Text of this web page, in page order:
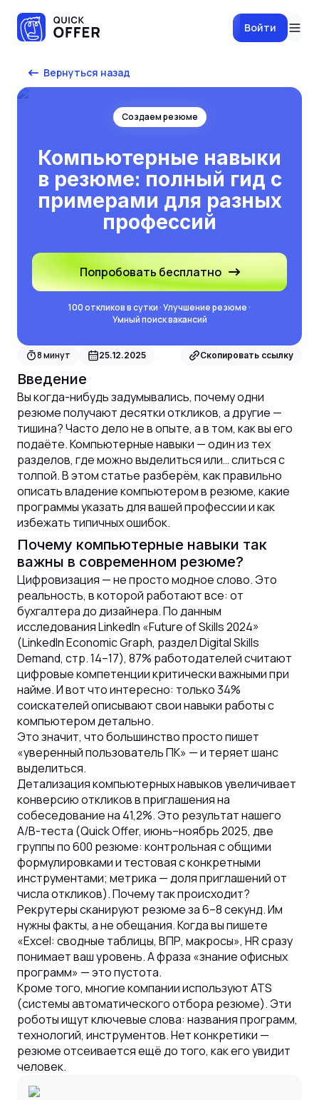
Войти
Вернуться назад
Создаем резюме
Компьютерные навыки
в резюме: полный гид с
примерами для разных
профессий
Попробовать бесплатно
100 откликов в сутки · Улучшение резюме ·
Умный поиск вакансий
8минут 25.12.2025 Скопировать ссылку
Введение
Вы когда-нибудь задумывались, почему одни
резюме получают десятки откликов, а другие —
тишина? Часто дело не в опыте, а в том, как вы его
подаёте. Компьютерные навыки — один из тех
разделов, где можно выделиться или… слиться с
толпой. В этом статье разберём, как правильно
описать владение компьютером в резюме, какие
программы указать для вашей профессии и как
избежать типичных ошибок.
Почему компьютерные навыки так
важны в современном резюме?
Цифровизация — не просто модное слово. Это
реальность, в которой работают все: от
бухгалтера до дизайнера. По данным
исследования LinkedIn «Future of Skills 2024»
(LinkedIn Economic Graph, раздел Digital Skills
Demand, стр. 14–17), 87% работодателей считают
цифровые компетенции критически важными при
найме. И вот что интересно: только 34%
соискателей описывают свои навыки работы с
компьютером детально.
Это значит, что большинство просто пишет
«уверенный пользователь ПК» — и теряет шанс
выделиться.
Детализация компьютерных навыков увеличивает
конверсию откликов в приглашения на
собеседование на 41,2%. Это результат нашего
A/B-теста (Quick Offer, июнь–ноябрь 2025, две
группы по 600 резюме: контрольная с общими
формулировками и тестовая с конкретными
инструментами; метрика — доля приглашений от
числа откликов). Почему так происходит?
Рекрутеры сканируют резюме за 6–8 секунд. Им
нужны факты, а не обещания. Когда вы пишете
«Excel: сводные таблицы, ВПР, макросы», HR сразу
понимает ваш уровень. А фраза «знание офисных
программ» — это пустота.
Кроме того, многие компании используют ATS
(системы автоматического отбора резюме). Эти
роботы ищут ключевые слова: названия программ,
технологий, инструментов. Нет конкретики —
резюме отсеивается ещё до того, как его увидит
человек.